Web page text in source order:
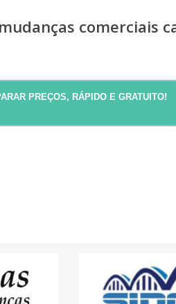
comerciais
PREÇOS, RÁPIDO E GRATUITO!